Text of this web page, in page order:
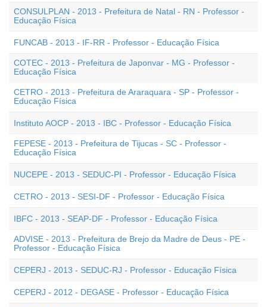
CONSULPLAN - 2013 - Prefeitura de Natal - RN - Professor -
Educação Física
FUNCAB - 2013 - IF-RR - Professor - Educação Física
COTEC - 2013 - Prefeitura de Japonvar - MG - Professor -
Educação Física
CETRO - 2013 - Prefeitura de Araraquara - SP - Professor -
Educação Física
Instituto AOCP - 2013 - IBC - Professor - Educação Física
FEPESE - 2013 - Prefeitura de Tijucas - SC - Professor -
Educação Física
NUCEPE - 2013 - SEDUC-PI - Professor - Educação Física
CETRO - 2013 - SESI-DF - Professor - Educação Física
IBFC - 2013 - SEAP-DF - Professor - Educação Física
ADVISE - 2013 - Prefeitura de Brejo da Madre de Deus - PE -
Professor - Educação Física
CEPERJ - 2013 - SEDUC-RJ - Professor - Educação Física
CEPERJ - 2012 - DEGASE - Professor - Educação Física